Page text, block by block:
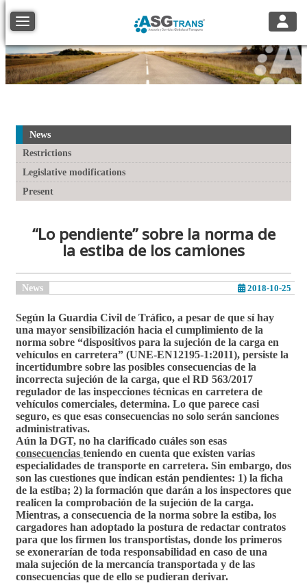
Toggle navigation
News
Restrictions
Legislative modifications
Present
“Lo pendiente” sobre la norma de
la estiba de los camiones
News 2018-10-25
Según la Guardia Civil de Tráfico, a pesar de que sí hay
una mayor sensibilización hacia el cumplimiento de la
norma sobre “dispositivos para la sujeción de la carga en
vehículos en carretera” (UNE-EN12195-1:2011), persiste la
incertidumbre sobre las posibles consecuencias de la
incorrecta sujeción de la carga, que el RD 563/2017
regulador de las inspecciones técnicas en carretera de
vehículos comerciales, determina. Lo que parece casi
seguro, es que esas consecuencias no solo serán sanciones
administrativas.
Aún la DGT, no ha clarificado cuáles son esas
consecuencias teniendo en cuenta que existen varias
especialidades de transporte en carretera. Sin embargo, dos
son las cuestiones que indican están pendientes: 1) la ficha
de la estiba; 2) la formación que darán a los inspectores que
realicen la comprobación de la sujeción de la carga.
Mientras, a consecuencia de la norma sobre la estiba, los
cargadores han adoptado la postura de redactar contratos
para que los firmen los transportistas, donde los primeros
se exonerarían de toda responsabilidad en caso de una
mala sujeción de la mercancía transportada y de las
consecuencias que de ello se pudieran derivar.